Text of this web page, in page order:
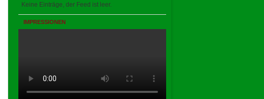
Keine Einträge, der Feed ist leer.
IMPRESSIONEN